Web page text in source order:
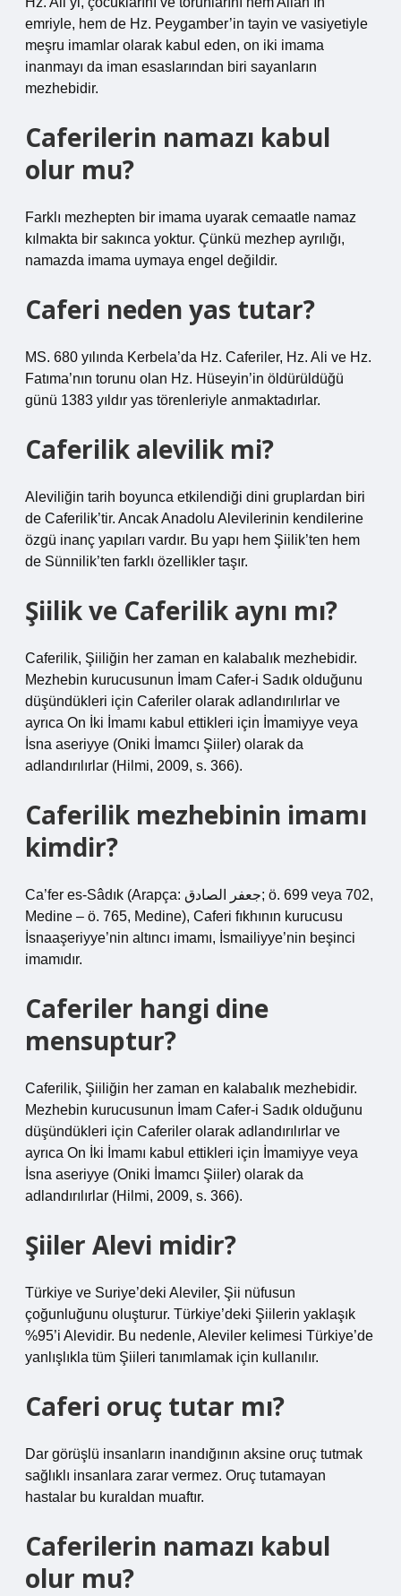
emriyle, hem de Hz. Peygamber’in tayin ve vasiyetiyle
meşru imamlar olarak kabul eden, on iki imama
inanmayı da iman esaslarından biri sayanların
mezhebidir.
Caferilerin namazı kabul
olur mu?
Farklı mezhepten bir imama uyarak cemaatle namaz
kılmakta bir sakınca yoktur. Çünkü mezhep ayrılığı,
namazda imama uymaya engel değildir.
Caferi neden yas tutar?
MS. 680 yılında Kerbela’da Hz. Caferiler, Hz. Ali ve Hz.
Fatıma’nın torunu olan Hz. Hüseyin’in öldürüldüğü
günü 1383 yıldır yas törenleriyle anmaktadırlar.
Caferilik alevilik mi?
Aleviliğin tarih boyunca etkilendiği dini gruplardan biri
de Caferilik’tir. Ancak Anadolu Alevilerinin kendilerine
özgü inanç yapıları vardır. Bu yapı hem Şiilik’ten hem
de Sünnilik’ten farklı özellikler taşır.
Şiilik ve Caferilik aynı mı?
Caferilik, Şiiliğin her zaman en kalabalık mezhebidir.
Mezhebin kurucusunun İmam Cafer-i Sadık olduğunu
düşündükleri için Caferiler olarak adlandırılırlar ve
ayrıca On İki İmamı kabul ettikleri için İmamiyye veya
İsna aseriyye (Oniki İmamcı Şiiler) olarak da
adlandırılırlar (Hilmi, 2009, s. 366).
Caferilik mezhebinin imamı
kimdir?
Ca’fer es-Sâdık (Arapça: جعفر الصادق; ö. 699 veya 702,
Medine – ö. 765, Medine), Caferi fıkhının kurucusu
İsnaaşeriyye’nin altıncı imamı, İsmailiyye’nin beşinci
imamıdır.
Caferiler hangi dine
mensuptur?
Caferilik, Şiiliğin her zaman en kalabalık mezhebidir.
Mezhebin kurucusunun İmam Cafer-i Sadık olduğunu
düşündükleri için Caferiler olarak adlandırılırlar ve
ayrıca On İki İmamı kabul ettikleri için İmamiyye veya
İsna aseriyye (Oniki İmamcı Şiiler) olarak da
adlandırılırlar (Hilmi, 2009, s. 366).
Şiiler Alevi midir?
Türkiye ve Suriye’deki Aleviler, Şii nüfusun
çoğunluğunu oluşturur. Türkiye’deki Şiilerin yaklaşık
%95’i Alevidir. Bu nedenle, Aleviler kelimesi Türkiye’de
yanlışlıkla tüm Şiileri tanımlamak için kullanılır.
Caferi oruç tutar mı?
Dar görüşlü insanların inandığının aksine oruç tutmak
sağlıklı insanlara zarar vermez. Oruç tutamayan
hastalar bu kuraldan muaftır.
Caferilerin namazı kabul
olur mu?